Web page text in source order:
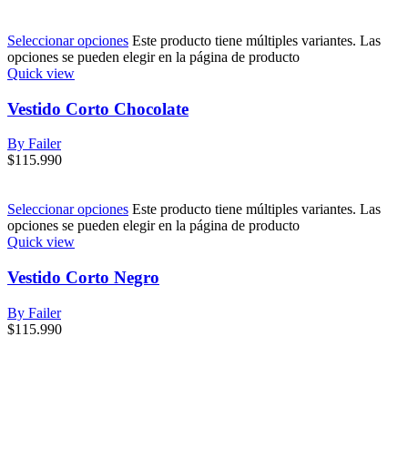
Seleccionar opciones Este producto tiene múltiples variantes. Las
opciones se pueden elegir en la página de producto
Quick view
Vestido Corto Chocolate
By Failer
$115.990
Seleccionar opciones Este producto tiene múltiples variantes. Las
opciones se pueden elegir en la página de producto
Quick view
Vestido Corto Negro
By Failer
$115.990